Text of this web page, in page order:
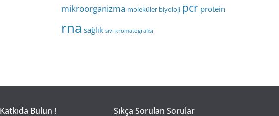
mikroorganizma moleküler biyoloji pcr protein
rna sağlık sıvı kromatografisi
Katkıda Bulun ! Sıkça Sorulan Sorular